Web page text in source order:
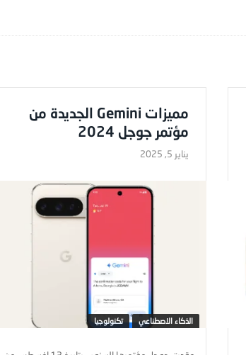
مميزات Gemini الجديدة من
مؤتمر جوجل 2024
يناير 5, 2025
الذكاء الاصطناعي تكنولوجيا